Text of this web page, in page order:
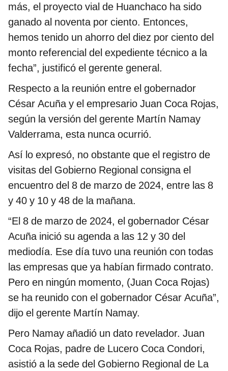
más, el proyecto vial de Huanchaco ha sido
ganado al noventa por ciento. Entonces,
hemos tenido un ahorro del diez por ciento del
monto referencial del expediente técnico a la
fecha”, justificó el gerente general.
Respecto a la reunión entre el gobernador
César Acuña y el empresario Juan Coca Rojas,
según la versión del gerente Martín Namay
Valderrama, esta nunca ocurrió.
Así lo expresó, no obstante que el registro de
visitas del Gobierno Regional consigna el
encuentro del 8 de marzo de 2024, entre las 8
y 40 y 10 y 48 de la mañana.
“El 8 de marzo de 2024, el gobernador César
Acuña inició su agenda a las 12 y 30 del
mediodía. Ese día tuvo una reunión con todas
las empresas que ya habían firmado contrato.
Pero en ningún momento, (Juan Coca Rojas)
se ha reunido con el gobernador César Acuña”,
dijo el gerente Martín Namay.
Pero Namay añadió un dato revelador. Juan
Coca Rojas, padre de Lucero Coca Condori,
asistió a la sede del Gobierno Regional de La